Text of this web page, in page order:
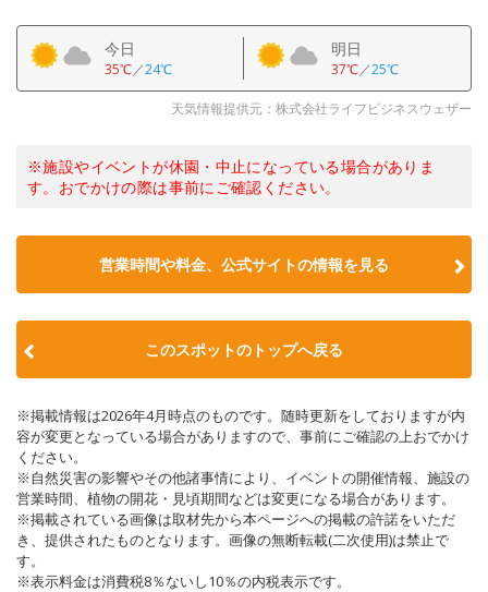
今日
35℃／24℃
明日
37℃／25℃
天気情報提供元：株式会社ライフビジネスウェザー
※施設やイベントが休園・中止になっている場合がありま
す。おでかけの際は事前にご確認ください。
営業時間や料金、公式サイトの情報を見る
このスポットのトップへ戻る
※掲載情報は2026年4月時点のものです。随時更新をしておりますが内
容が変更となっている場合がありますので、事前にご確認の上おでかけ
ください。
※自然災害の影響やその他諸事情により、イベントの開催情報、施設の
営業時間、植物の開花・見頃期間などは変更になる場合があります。
※掲載されている画像は取材先から本ページへの掲載の許諾をいただ
き、提供されたものとなります。画像の無断転載(二次使用)は禁止で
す。
※表示料金は消費税8％ないし10％の内税表示です。